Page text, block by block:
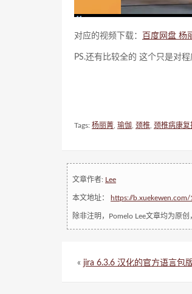
对应的视频下载： 百度网盘 杨
PS.还有比较全的 这个只是对
Tags: 杨丽菁 瑜伽 颈椎 颈椎病康复
文章作者: Lee
本文地址： https://b.xuekewen.com/
除非注明，Pomelo Lee文章均为原
« jira 6.3.6 汉化的官方语言包